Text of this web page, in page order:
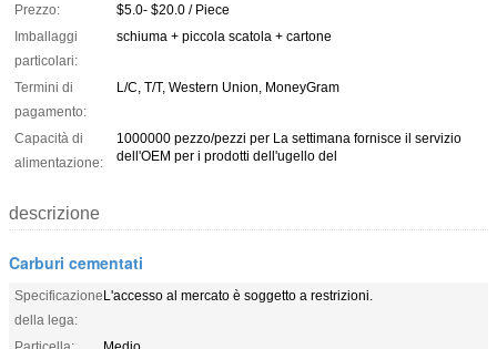
Prezzo:
$5.0- $20.0 / Piece
Imballaggi
particolari:
schiuma + piccola scatola + cartone
Termini di
pagamento:
L/C, T/T, Western Union, MoneyGram
Capacità di
alimentazione:
1000000 pezzo/pezzi per La settimana fornisce il servizio
dell'OEM per i prodotti dell'ugello del
descrizione
Carburi cementati
Specificazione
della lega:
L'accesso al mercato è soggetto a restrizioni.